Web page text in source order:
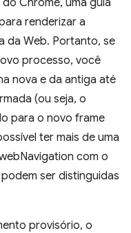
Chrome, uma guia
renderizar a
da Web. Portanto, se
processo, você
nova e da antiga até
(ou seja, o
para o novo frame
ter mais de uma
com o
ser distinguidas
provisório, o